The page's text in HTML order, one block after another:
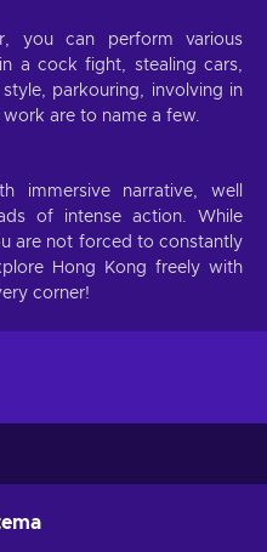
you can perform various
a cock fight, stealing cars,
parkouring, involving in
are to name a few.
immersive narrative, well
of intense action. While
are not forced to constantly
Hong Kong freely with
corner!